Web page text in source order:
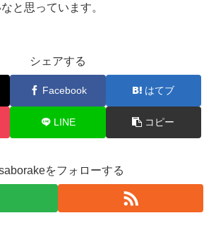
と思っています。
シェアする
Facebook はてブ
LINE コピー
をフォローする